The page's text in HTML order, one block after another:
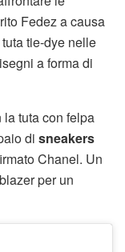
Fedez a causa
tie-dye nelle
a forma di
la tuta con felpa
di sneakers
Chanel. Un
per un